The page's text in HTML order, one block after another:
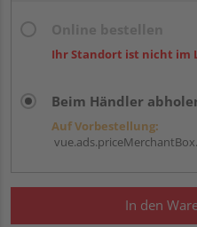
Ihr Standort ist nicht im
Beim Händler
Auf Vorbestellung:
In den